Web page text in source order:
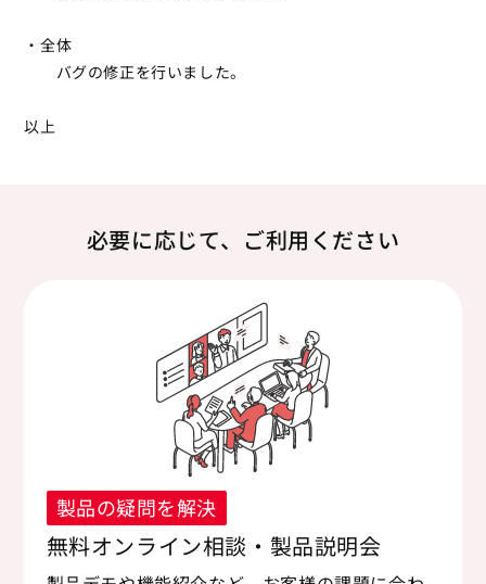
・全体
バグの修正を行いました。
以上
必要に応じて、ご利用ください
製品の疑問を解決
無料オンライン相談・製品説明会